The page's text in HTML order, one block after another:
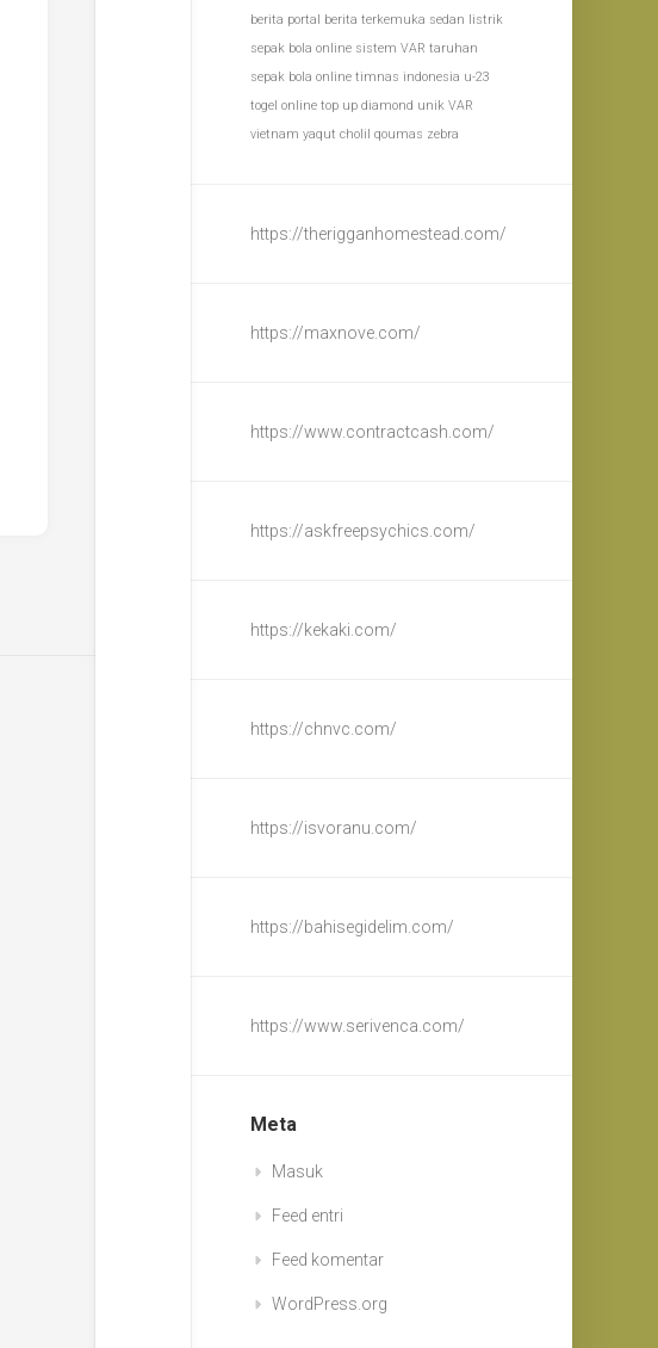
berita portal berita terkemuka sedan listrik
sepak bola online sistem VAR taruhan
sepak bola online timnas indonesia u-23
togel online top up diamond unik VAR
vietnam yaqut cholil qoumas zebra
https://therigganhomestead.com/
https://maxnove.com/
https://www.contractcash.com/
https://askfreepsychics.com/
https://kekaki.com/
https://chnvc.com/
https://isvoranu.com/
https://bahisegidelim.com/
https://www.serivenca.com/
Meta
Masuk
Feed entri
Feed komentar
WordPress.org